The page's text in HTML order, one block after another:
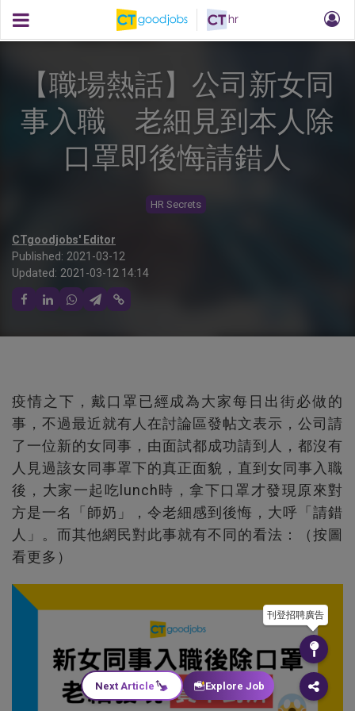
【職場熱話】公司新女同
事入職 老細見到本人除
口罩即後悔請錯人
HR Secrets
CTgoodjobs' Editor
Published: 2021-03-12
Updated: 2021-03-12 14:14
疫情之下，戴口罩已經成為大家每日出街必做的
事，不過最近就有人在討論區發帖文表示，公司請
了一位新的女同事，由面試都成功請到人，都沒有
人見過該女同事罩下的真正面貌，直到女同事入職
後，大家一起吃lunch時，拿下口罩才發現原來對
方是一名「師奶」，令老細感到後悔，大呼「請錯
人」。而其他網民對此事就有不同的看法：（按圖
看更多）
刊登招聘廣告
Next Article Explore Job